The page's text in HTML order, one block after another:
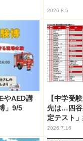
2026.8.5
やAED講
」9/5
【中学受
先は…四谷
定テスト
2026.7.16